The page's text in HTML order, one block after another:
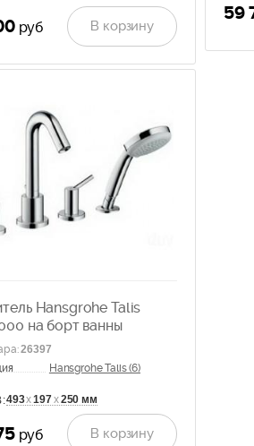
руб В корзину
59
Hansgrohe Talis
на борт ванны
:26397
Hansgrohe Talis (6)
493х197х250 мм
руб В корзину